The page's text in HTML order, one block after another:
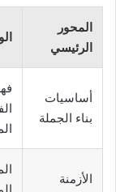
المحور
الرئيسي
أساسيات
بناء الجملة
الأزمنة